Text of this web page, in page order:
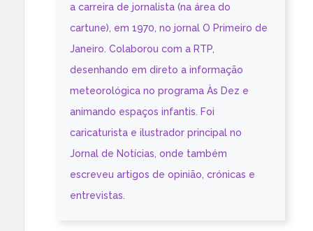
a carreira de jornalista (na área do
cartune), em 1970, no jornal O Primeiro de
Janeiro. Colaborou com a RTP,
desenhando em direto a informação
meteorológica no programa Às Dez e
animando espaços infantis. Foi
caricaturista e ilustrador principal no
Jornal de Notícias, onde também
escreveu artigos de opinião, crónicas e
entrevistas.